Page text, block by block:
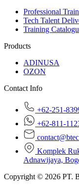
Professional
Tech Talent
Training
Products
ADINUSA
OZON
Contact Info
+62-251-
+62-811-
Komplek
Adnawijaya,
Copyright © 2026 PT.